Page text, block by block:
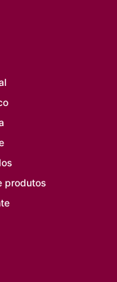
produtos